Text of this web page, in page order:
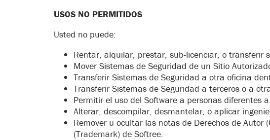
USOS NO PERMITIDOS
Usted no puede:
Rentar, alquilar, prestar, sub-licenciar, o transferir
Mover Sistemas de Seguridad de un Sitio
Transferir Sistemas de Seguridad a otra oficina
Transferir Sistemas de Seguridad a terceros o a
Permitir el uso del Software a personas diferentes
Alterar, descompilar, desmantelar, o aplicar
Remover u ocultar las notas de Derechos de Autor
(Trademark) de Softree.